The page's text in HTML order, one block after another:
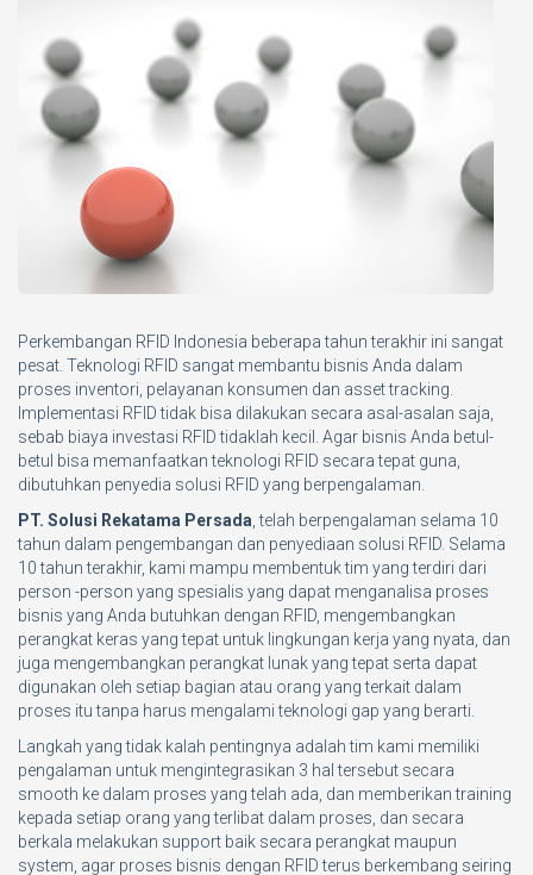
Perkembangan RFID Indonesia beberapa tahun terakhir ini sangat
pesat. Teknologi RFID sangat membantu bisnis Anda dalam
proses inventori, pelayanan konsumen dan asset tracking.
Implementasi RFID tidak bisa dilakukan secara asal-asalan saja,
sebab biaya investasi RFID tidaklah kecil. Agar bisnis Anda betul-
betul bisa memanfaatkan teknologi RFID secara tepat guna,
dibutuhkan penyedia solusi RFID yang berpengalaman.
PT. Solusi Rekatama Persada , telah berpengalaman selama 10
tahun dalam pengembangan dan penyediaan solusi RFID. Selama
10 tahun terakhir, kami mampu membentuk tim yang terdiri dari
person -person yang spesialis yang dapat menganalisa proses
bisnis yang Anda butuhkan dengan RFID, mengembangkan
perangkat keras yang tepat untuk lingkungan kerja yang nyata, dan
juga mengembangkan perangkat lunak yang tepat serta dapat
digunakan oleh setiap bagian atau orang yang terkait dalam
proses itu tanpa harus mengalami teknologi gap yang berarti.
Langkah yang tidak kalah pentingnya adalah tim kami memiliki
pengalaman untuk mengintegrasikan 3 hal tersebut secara
smooth ke dalam proses yang telah ada, dan memberikan training
kepada setiap orang yang terlibat dalam proses, dan secara
berkala melakukan support baik secara perangkat maupun
system, agar proses bisnis dengan RFID terus berkembang seiring